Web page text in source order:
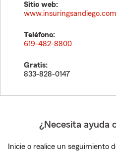
Sitio web:
www.insuringsandiego.com
Teléfono:
619-482-8800
Gratis:
833-828-0147
¿Necesita ayuda
Inicie o realice un seguimiento